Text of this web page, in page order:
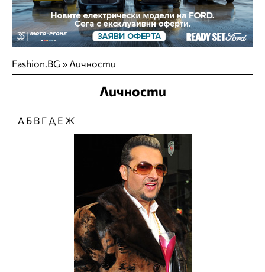
Fashion.BG » Личности
Личности
А Б В ГД Е Ж